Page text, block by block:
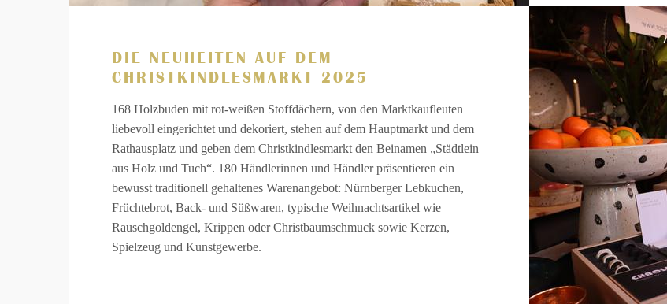
DIE NEUHEITEN AUF DEM
CHRISTKINDLESMARKT 2025
168 Holzbuden mit rot-weißen Stoffdächern, von den Marktkaufleuten
liebevoll eingerichtet und dekoriert, stehen auf dem Hauptmarkt und dem
Rathausplatz und geben dem Christkindlesmarkt den Beinamen „Städtlein
aus Holz und Tuch“. 180 Händlerinnen und Händler präsentieren ein
bewusst traditionell gehaltenes Warenangebot: Nürnberger Lebkuchen,
Früchtebrot, Back- und Süßwaren, typische Weihnachtsartikel wie
Rauschgoldengel, Krippen oder Christbaumschmuck sowie Kerzen,
Spielzeug und Kunstgewerbe.